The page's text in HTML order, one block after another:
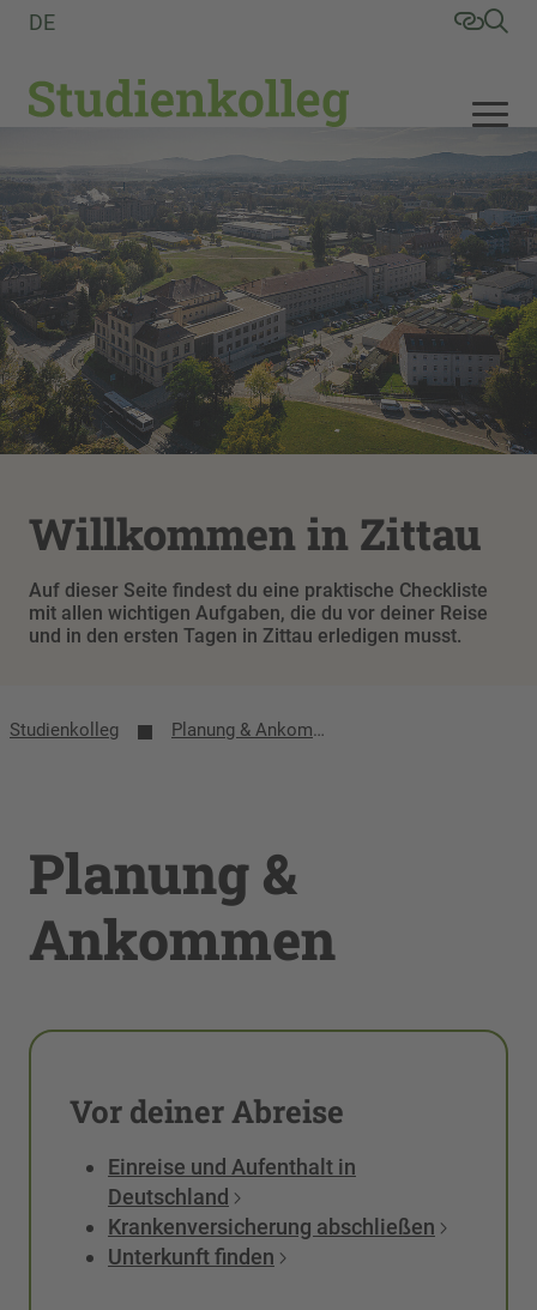
DE
Willkommen in Zittau
Auf dieser Seite findest du eine praktische Checkliste
mit allen wichtigen Aufgaben, die du vor deiner Reise
und in den ersten Tagen in Zittau erledigen musst.
Studienkolleg Planung & Ankommen
Planung &
Ankommen
Vor deiner Abreise
Einreise und Aufenthalt in
Deutschland
Krankenversicherung abschließen
Unterkunft finden